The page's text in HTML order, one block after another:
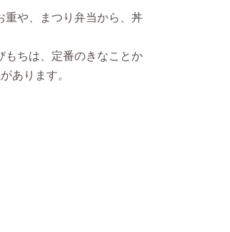
や、まつり弁当から、丼
もちは、定番のきなことか
あります。